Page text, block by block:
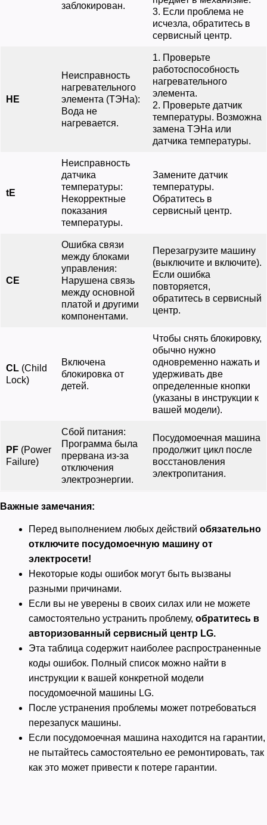
заблокирован.
3. Если проблема не
исчезла, обратитесь в
сервисный центр.
HE
Неисправность
нагревательного
элемента (ТЭНа):
Вода не
нагревается.
1. Проверьте
работоспособность
нагревательного
элемента.
2. Проверьте датчик
температуры. Возможна
замена ТЭНа или
датчика температуры.
tE
Неисправность
датчика
температуры:
Некорректные
показания
температуры.
Замените датчик
температуры.
Обратитесь в
сервисный центр.
CE
Ошибка связи
между блоками
управления:
Нарушена связь
между основной
платой и другими
компонентами.
Перезагрузите машину
(выключите и включите).
Если ошибка
повторяется,
обратитесь в сервисный
центр.
CL (Child
Lock)
Включена
блокировка от
детей.
Чтобы снять блокировку,
обычно нужно
одновременно нажать и
удерживать две
определенные кнопки
(указаны в инструкции к
вашей модели).
PF (Power
Failure)
Сбой питания:
Программа была
прервана из-за
отключения
электроэнергии.
Посудомоечная машина
продолжит цикл после
восстановления
электропитания.
Важные замечания:
Перед выполнением любых действийобязательно
отключите посудомоечную машину от
электросети!
Некоторые коды ошибок могут быть вызваны
разными причинами.
Если вы не уверены в своих силах или не можете
самостоятельно устранить проблему,обратитесь в
авторизованный сервисный центр LG.
Эта таблица содержит наиболее распространенные
коды ошибок. Полный список можно найти в
инструкции к вашей конкретной модели
посудомоечной машины LG.
После устранения проблемы может потребоваться
перезапуск машины.
Если посудомоечная машина находится на гарантии,
не пытайтесь самостоятельно ее ремонтировать, так
как это может привести к потере гарантии.